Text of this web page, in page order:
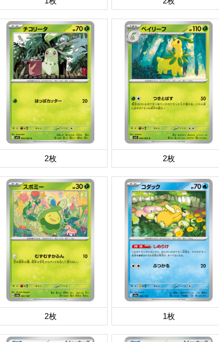
2枚 2枚
2枚 1枚